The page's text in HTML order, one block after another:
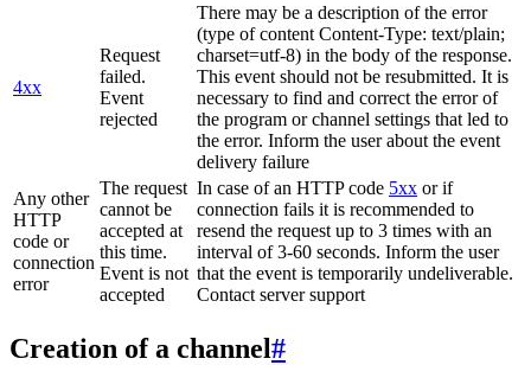
4xx
Request
failed.
Event
rejected
There may be a description of the error
(type of content Content-Type: text/plain;
charset=utf-8) in the body of the response.
This event should not be resubmitted. It is
necessary to find and correct the error of
the program or channel settings that led to
the error. Inform the user about the event
delivery failure
Any other
HTTP
code or
connection
error
The request
cannot be
accepted at
this time.
Event is not
accepted
In case of an HTTP code 5xx or if
connection fails it is recommended to
resend the request up to 3 times with an
interval of 3-60 seconds. Inform the user
that the event is temporarily undeliverable.
Contact server support
Creation of a channel#